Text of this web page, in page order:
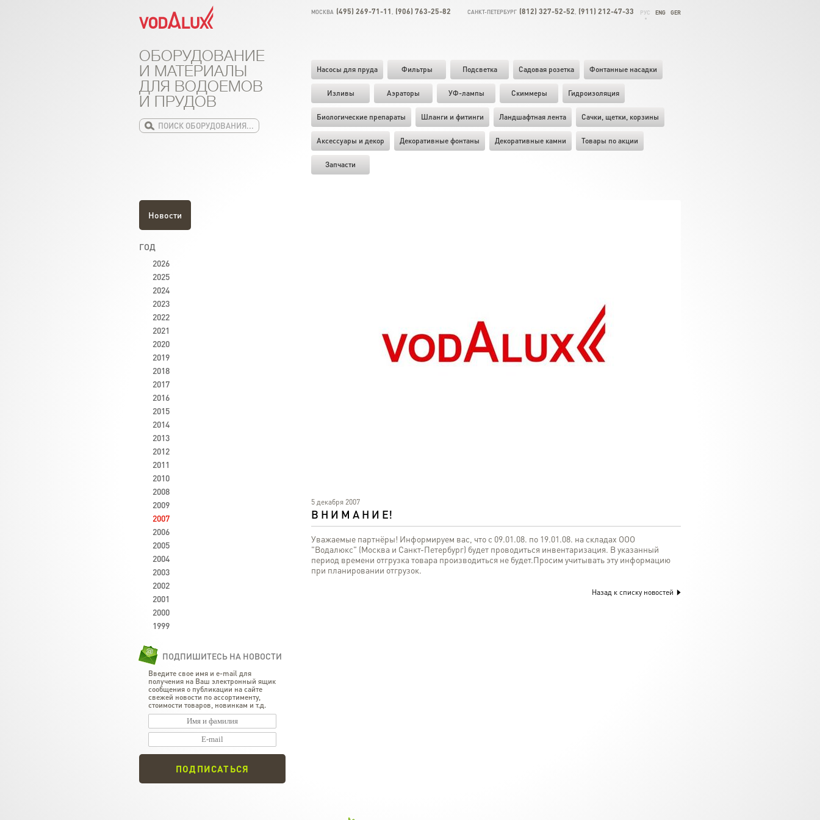
МОСКВА (495) 269-71-11 (906) 763-25-82 САНКТ-ПЕТЕРБУРГ (812) 327-52-52 (911) 212-47-33 РУС ENG GER
Насосы для пруда Фильтры Подсветка Садовая розетка Фонтанные насадки
Изливы Аэраторы УФ-лампы Скиммеры Гидроизоляция
Биологические препараты Шланги и фитинги Ландшафтная лента Cачки, щетки, корзины
Аксессуары и декор Декоративные фонтаны Декоративные камни Товары по акции
Запчасти
ОБОРУДОВАНИЕ
И МАТЕРИАЛЫ
ДЛЯ ВОДОЕМОВ
И ПРУДОВ
5 декабря 2007
В Н И М А Н И Е!
Уважаемые партнёры! Информируем вас, что с 09.01.08. по 19.01.08. на складах ООО
"Водалюкс" (Москва и Санкт-Петербург) будет проводиться инвентаризация. В указанный
период времени отгрузка товара производиться не будет.Просим учитывать эту информацию
при планировании отгрузок.
Назад к списку новостей
Новости
ГОД
2026
2025
2024
2023
2022
2021
2020
2019
2018
2017
2016
2015
2014
2013
2012
2011
2010
2008
2009
2007
2006
2005
2004
2003
2002
2001
2000
1999
ПОДПИШИТЕСЬ НА НОВОСТИ
Введите свое имя и e-mail для
получения на Ваш электронный ящик
сообщения о публикации на сайте
свежей новости по ассортименту,
стоимости товаров, новинкам и т.д.
ПОДПИСАТЬСЯ